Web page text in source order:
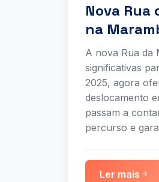
Nova
na
A nova Rua da
significativas
2025, agora
deslocamento
passam a
percurso e
Ler mais